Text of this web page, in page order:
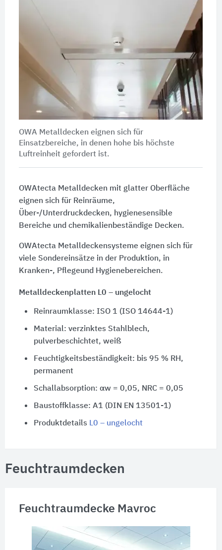
OWA Metalldecken eignen sich für
Einsatzbereiche, in denen hohe bis höchste
Luftreinheit gefordert ist.
OWAtecta Metalldecken mit glatter Oberfläche
eignen sich für Reinräume,
Über-/Unterdruckdecken, hygienesensible
Bereiche und chemikalienbeständige Decken.
OWAtecta Metalldeckensysteme eignen sich für
viele Sondereinsätze in der Produktion, in
Kranken-, Pflegeund Hygienebereichen.
Metalldeckenplatten L0 – ungelocht
Reinraumklasse: ISO 1 (ISO 14644-1)
Material: verzinktes Stahlblech,
pulverbeschichtet, weiß
Feuchtigkeitsbeständigkeit: bis 95 % RH,
permanent
Schallabsorption: αw = 0,05, NRC = 0,05
Baustoffklasse: A1 (DIN EN 13501-1)
Produktdetails L0 – ungelocht
Feuchtraumdecken
Feuchtraumdecke Mavroc